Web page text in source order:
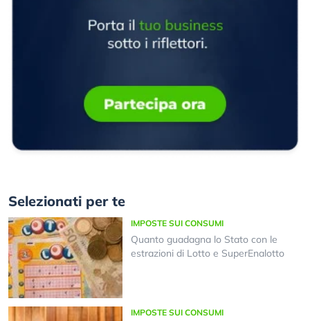
Selezionati per te
IMPOSTE SUI CONSUMI
Quanto guadagna lo Stato con le
estrazioni di Lotto e SuperEnalotto
IMPOSTE SUI CONSUMI